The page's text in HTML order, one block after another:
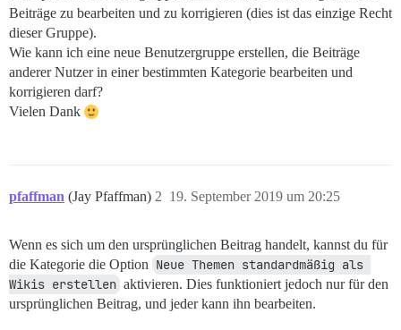
Beiträge zu bearbeiten und zu korrigieren (dies ist das einzige Recht
dieser Gruppe).
Wie kann ich eine neue Benutzergruppe erstellen, die Beiträge
anderer Nutzer in einer bestimmten Kategorie bearbeiten und
korrigieren darf?
Vielen Dank
pfaffman (Jay Pfaffman) 19. September 2019 um 20:25
2
Wenn es sich um den ursprünglichen Beitrag handelt, kannst du für
die Kategorie die Option Neue Themen standardmäßig als
Wikis erstellen aktivieren. Dies funktioniert jedoch nur für den
ursprünglichen Beitrag, und jeder kann ihn bearbeiten.